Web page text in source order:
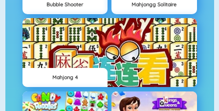
Bubble Shooter Mahjongg Solitaire
Mahjong 4